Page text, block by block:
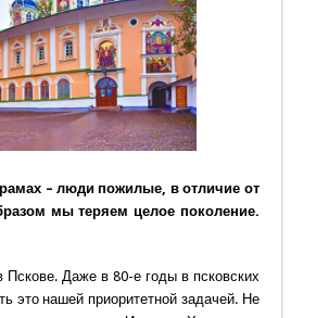
– люди пожилые, в отличие от
мы теряем целое поколение.
Пскове. Даже в 80-е годы в псковских
это нашей приоритетной задачей. Не